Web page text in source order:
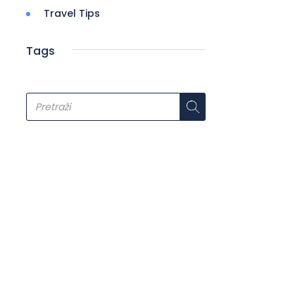
Travel Tips
Tags